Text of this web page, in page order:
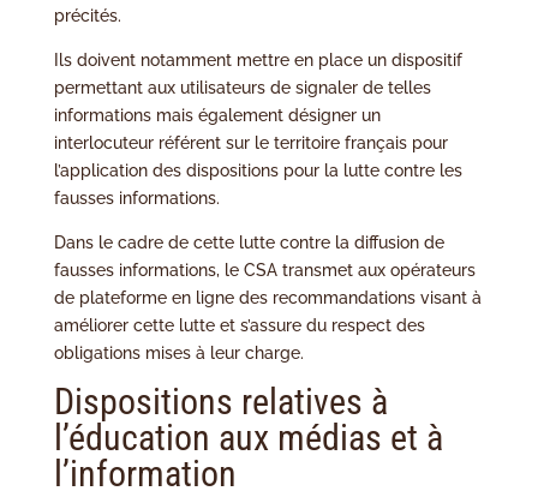
précités.
Ils doivent notamment mettre en place un dispositif
permettant aux utilisateurs de signaler de telles
informations mais également désigner un
interlocuteur référent sur le territoire français pour
l’application des dispositions pour la lutte contre les
fausses informations.
Dans le cadre de cette lutte contre la diffusion de
fausses informations, le CSA transmet aux opérateurs
de plateforme en ligne des recommandations visant à
améliorer cette lutte et s’assure du respect des
obligations mises à leur charge.
Dispositions relatives à
l’éducation aux médias et à
l’information